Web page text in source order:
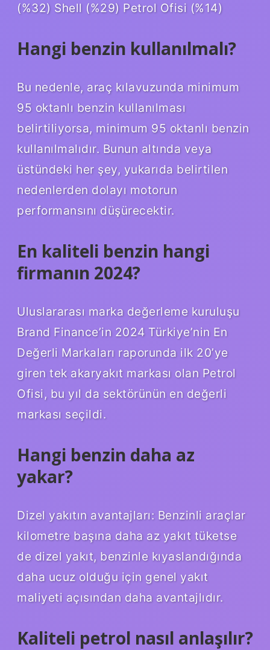
(%32) Shell (%29) Petrol Ofisi (%14)
Hangi benzin kullanılmalı?
Bu nedenle, araç kılavuzunda minimum
95 oktanlı benzin kullanılması
belirtiliyorsa, minimum 95 oktanlı benzin
kullanılmalıdır. Bunun altında veya
üstündeki her şey, yukarıda belirtilen
nedenlerden dolayı motorun
performansını düşürecektir.
En kaliteli benzin hangi
firmanın 2024?
Uluslararası marka değerleme kuruluşu
Brand Finance’in 2024 Türkiye’nin En
Değerli Markaları raporunda ilk 20’ye
giren tek akaryakıt markası olan Petrol
Ofisi, bu yıl da sektörünün en değerli
markası seçildi.
Hangi benzin daha az
yakar?
Dizel yakıtın avantajları: Benzinli araçlar
kilometre başına daha az yakıt tüketse
de dizel yakıt, benzinle kıyaslandığında
daha ucuz olduğu için genel yakıt
maliyeti açısından daha avantajlıdır.
Kaliteli petrol nasıl anlaşılır?